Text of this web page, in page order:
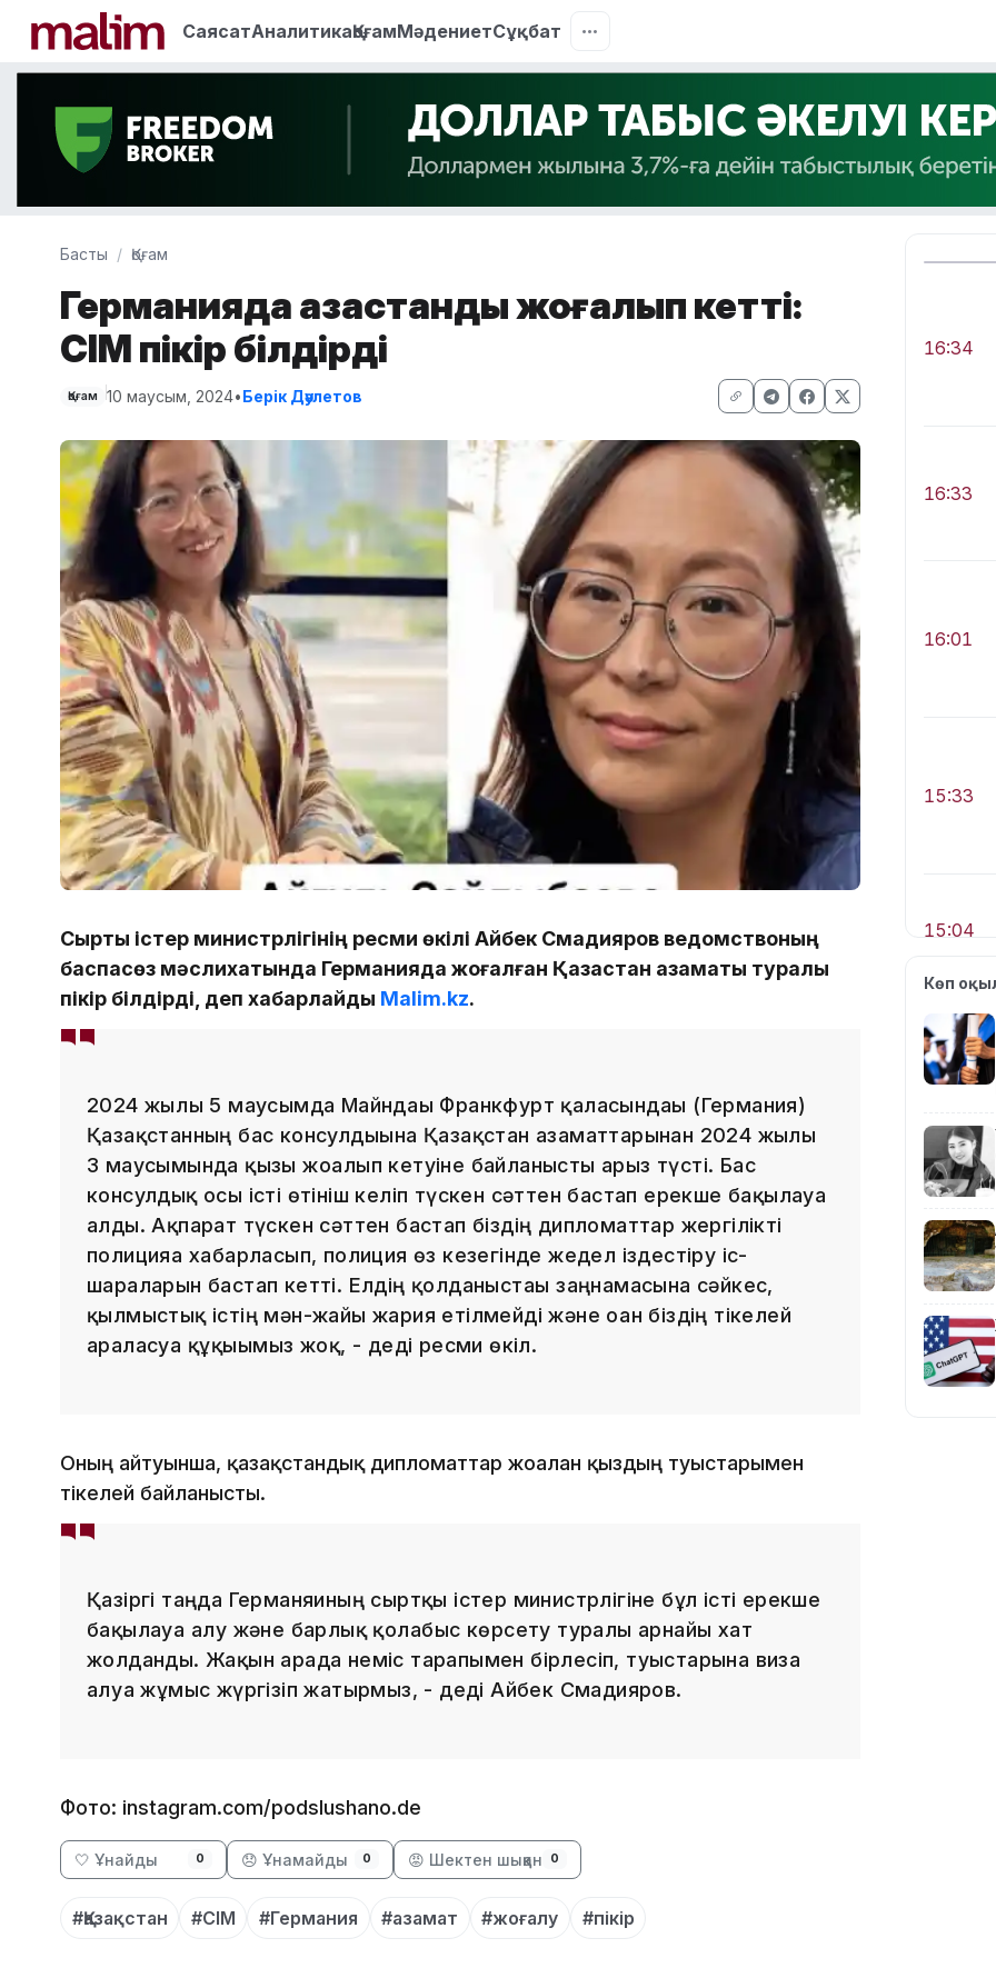
СаясатАналитикаҚоғамМәдениетСұқбат
Басты Қоғам
Германияда қазақстандық жоғалып кетті:
СІМ пікір білдірді
Қоғам 10 маусым, 2024•Берік Дәулетов
Сыртқы істер министрлігінің ресми өкілі Айбек Смадияров ведомствоның
баспасөз мәслихатында Германияда жоғалған Қазақстан азаматы туралы
пікір білдірді, деп хабарлайды Malim.kz.
2024 жылғы 5 маусымда Майндағы Франкфурт қаласындағы (Германия)
Қазақстанның бас консулдығына Қазақстан азаматтарынан 2024 жылғы
3 маусымында қызы жоғалып кетуіне байланысты арыз түсті. Бас
консулдық осы істі өтініш келіп түскен сәттен бастап ерекше бақылауға
алды. Ақпарат түскен сәттен бастап біздің дипломаттар жергілікті
полицияға хабарласып, полиция өз кезегінде жедел іздестіру іс-
шараларын бастап кетті. Елдің қолданыстағы заңнамасына сәйкес,
қылмыстық істің мән-жайы жария етілмейді және оған біздің тікелей
араласуға құқығымыз жоқ, - деді ресми өкіл.
Оның айтуынша, қазақстандық дипломаттар жоғалған қыздың туыстарымен
тікелей байланысты.
Қазіргі таңда Германяиның сыртқы істер министрлігіне бұл істі ерекше
бақылауға алу және барлық қолғабыс көрсету туралы арнайы хат
жолданды. Жақын арада неміс тарапымен бірлесіп, туыстарына виза
алуға жұмыс жүргізіп жатырмыз, - деді Айбек Смадияров.
Фото: instagram.com/podslushano.de
🤍 Ұнайды 0 😞 Ұнамайды 0 😡 Шектен шыққан 0
#Қазақстан #СІМ #Германия #азамат #жоғалу #пікір
16:34
16:33
16:01
15:33
15:04
13:14
Көп